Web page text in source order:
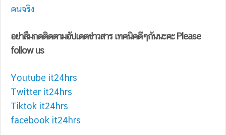
คนจริง
อย่าลืมกดติดตามอัปเดตข่าวสาร เทคนิคดีๆกันนะคะ Please
follow us
Youtube it24hrs
Twitter it24hrs
Tiktok it24hrs
facebook it24hrs